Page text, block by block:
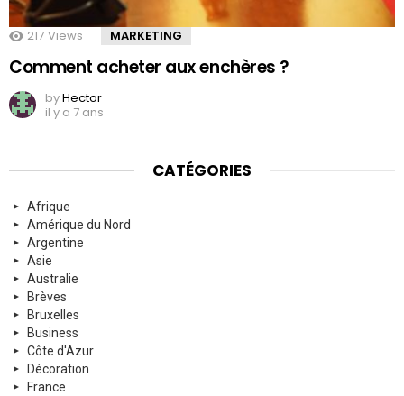
217 Views MARKETING
Comment acheter aux enchères ?
byHector
il y a 7 ans
CATÉGORIES
Afrique
Amérique du Nord
Argentine
Asie
Australie
Brèves
Bruxelles
Business
Côte d'Azur
Décoration
France